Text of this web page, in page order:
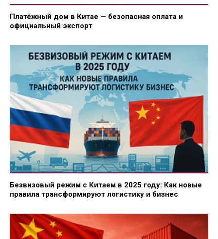
Платёжный дом в Китае — безопасная оплата и
официальный экспорт
Безвизовый режим с Китаем в 2025 году: Как новые
правила трансформируют логистику и бизнес